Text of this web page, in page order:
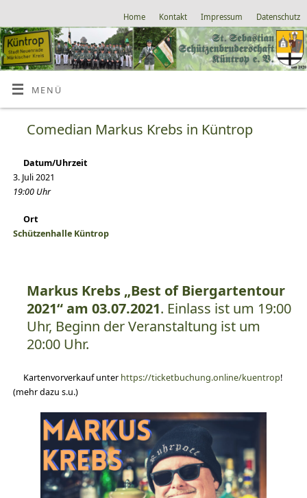
Home Kontakt Impressum Datenschutz
MENÜ
Comedian Markus Krebs in Küntrop
Datum/Uhrzeit
3. Juli 2021
19:00 Uhr
Ort
Schützenhalle Küntrop
Markus Krebs „Best of Biergartentour
2021“ am 03.07.2021. Einlass ist um 19:00
Uhr, Beginn der Veranstaltung ist um
20:00 Uhr.
Kartenvorverkauf unter https://ticketbuchung.online/kuentrop!
(mehr dazu s.u.)